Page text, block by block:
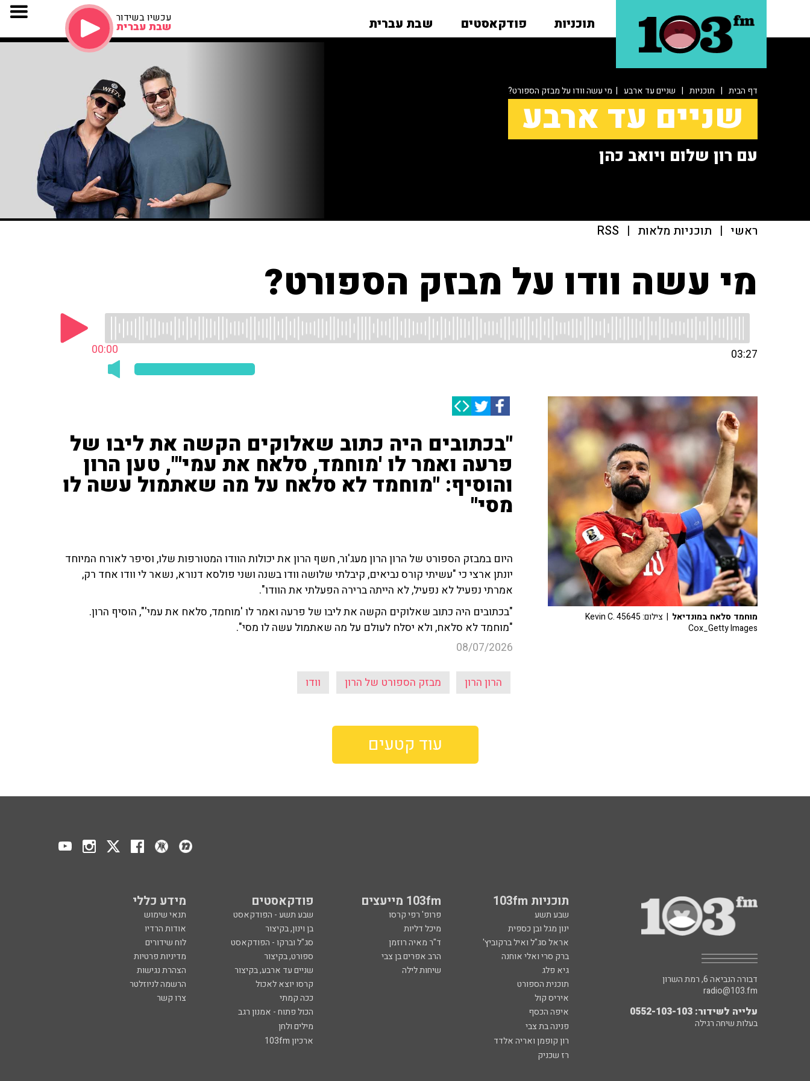
תוכניות פודקאסטים שבת עברית עכשיו בשידור
שבת עברית
דף הבית | תוכניות | שניים עד ארבע | מי עשה וודו על מבזק הספורט?
שניים עד ארבע
עם רון שלום ויואב כהן
ראשי | תוכניות מלאות |
RSS
מי עשה וודו על מבזק הספורט?
00:00 03:27
"בכתובים היה כתוב שאלוקים הקשה את ליבו של
פרעה ואמר לו 'מוחמד, סלאח את עמי'", טען הרון
והוסיף: "מוחמד לא סלאח על מה שאתמול עשה לו
מסי"
היום במבזק הספורט של הרון הרון מעג'ור, חשף הרון את יכולות הוודו המטורפות שלו, וסיפר לאורח המיוחד
יונתן ארצי כי "עשיתי קורס נביאים, קיבלתי שלושה וודו בשנה ושני פולסא דנורא, נשאר לי וודו אחד רק,
אמרתי נפעיל לא נפעיל, לא הייתה ברירה הפעלתי את הוודו".
"בכתובים היה כתוב שאלוקים הקשה את ליבו של פרעה ואמר לו 'מוחמד, סלאח את עמי'", הוסיף הרון.
"מוחמד לא סלאח, ולא יסלח לעולם על מה שאתמול עשה לו מסי".
08/07/2026
הרון הרון מבזק הספורט של הרון וודו
מוחמד סלאח במונדיאל
| צילום: 45645 Kevin C.
Cox_Getty Images
עוד קטעים
תוכניות 103fm 103fm מייעצים פודקאסטים מידע כללי
שבע תשע פרופ' רפי קרסו שבע תשע - הפודקאסט
תנאי שימוש
ינון מגל ובן כספית
מיכל דליות בן וינון, בקיצור
אודות הרדיו
אראל סג"ל ואיל ברקוביץ'
ד"ר מאיה רוזמן סג"ל וברקו - הפודקאסט
לוח שידורים
ברק סרי ואלי אוחנה
הרב אפרים בן צבי ספורט, בקיצור
מדיניות פרטיות
גיא פלג
שיחות לילה שניים עד ארבע, בקיצור
הצהרת נגישות
תוכנית הספורט
קרסו יוצא לאכול
הרשמה לניוזלטר
איריס קול
ככה קמתי
צרו קשר
איפה הכסף
הכול פתוח - אמנון רגב
פנינה בת צבי
מילים ולחן
רון קופמן ואריה אלדד
ארכיון 103fm
רז שכניק
דבורה הנביאה 6, רמת השרון
radio@103.fm
עלייה לשידור: 0552-103-103
בעלות שיחה רגילה